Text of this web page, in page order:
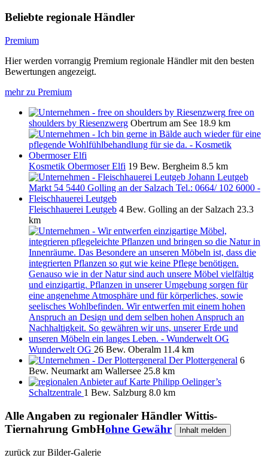
Beliebte regionale Händler
Premium
Hier werden vorrangig Premium regionale Händler mit den besten
Bewertungen angezeigt.
mehr zu Premium
free on
shoulders by Riesenzwerg Obertrum am See 18.9 km
Kosmetik Obermoser Elfi 19 Bew. Bergheim 8.5 km
Fleischhauerei Leutgeb 4 Bew. Golling an der Salzach 23.3
km
Wunderwelt OG 26 Bew. Oberalm 11.4 km
Der Plottergeneral 6
Bew. Neumarkt am Wallersee 25.8 km
Philipp Oelinger’s
Schaltzentrale 1 Bew. Salzburg 8.0 km
Alle Angaben zu regionaler Händler Wittis-
Tiernahrung GmbHohne Gewähr Inhalt melden
zurück zur Bilder-Galerie